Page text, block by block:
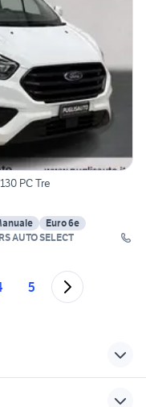
PC Tre
Euro 6e
PUGLISAUTO - PUGLISI MOTORS AUTO SELECT
5